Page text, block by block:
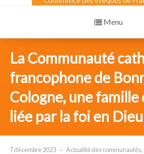
Menu
La Communauté
francophone de
Cologne, une famille
liée par la foi en Dieu
7 décembre 2023 Actualité des communautés,